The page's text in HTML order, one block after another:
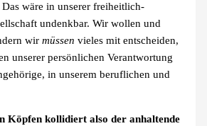
wäre in unserer freiheitlich-
undenkbar. Wir wollen und
wirmüssen vieles mit entscheiden,
unserer persönlichen Verantwortung
in unserem beruflichen und
Köpfen kollidiert also der anhaltende